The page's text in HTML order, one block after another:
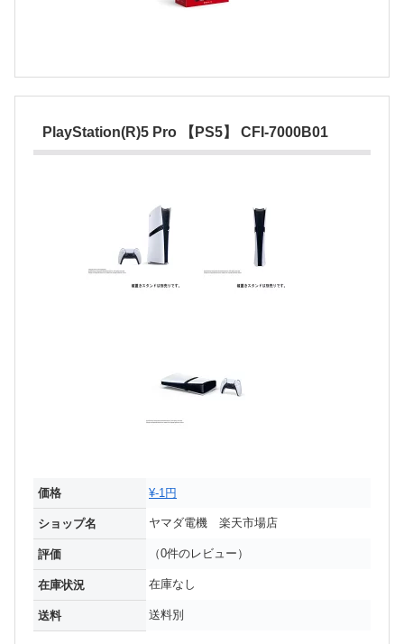
PlayStation(R)5 Pro 【PS5】 CFI-7000B01
価格 ¥-1円
ショップ名 ヤマダ電機 楽天市場店
評価 （0件のレビュー）
在庫状況 在庫なし
送料 送料別